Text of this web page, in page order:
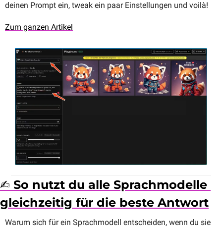
deinen Prompt ein, tweak ein paar Einstellungen und voilà!
Zum ganzen Artikel
✍️ So nutzt du alle Sprachmodelle
gleichzeitig für die beste Antwort
Warum sich für ein Sprachmodell entscheiden, wenn du sie